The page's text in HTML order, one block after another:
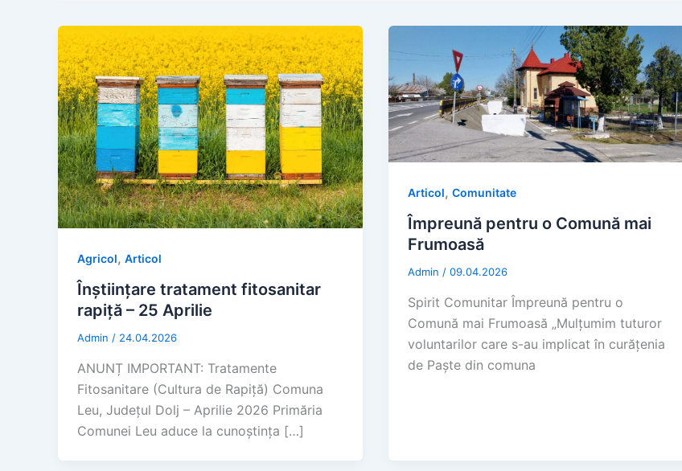
Agricol, Articol
Înștiințare tratament fitosanitar
rapiță – 25 Aprilie
Admin / 24.04.2026
ANUNȚ IMPORTANT: Tratamente
Fitosanitare (Cultura de Rapiță) Comuna
Leu, Județul Dolj – Aprilie 2026 Primăria
Comunei Leu aduce la cunoștința […]
Articol, Comunitate
Împreună pentru o Comună mai
Frumoasă
Admin / 09.04.2026
Spirit Comunitar Împreună pentru o
Comună mai Frumoasă „Mulțumim tuturor
voluntarilor care s-au implicat în curățenia
de Paște din comuna